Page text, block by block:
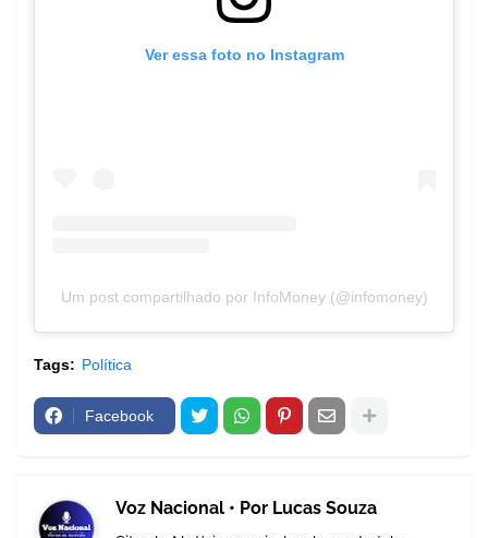
Ver essa foto no Instagram
Um post compartilhado por InfoMoney (@infomoney)
Tags: Política
Facebook
Voz Nacional • Por Lucas Souza